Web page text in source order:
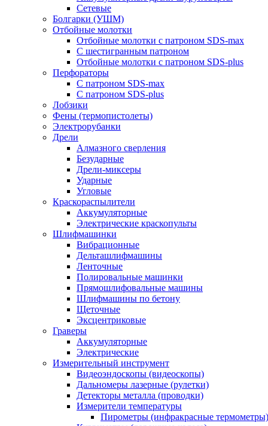
Сетевые
Болгарки (УШМ)
Отбойные молотки
Отбойные молотки с патроном SDS-max
С шестигранным патроном
Отбойные молотки с патроном SDS-plus
Перфораторы
С патроном SDS-max
С патроном SDS-plus
Лобзики
Фены (термопистолеты)
Электрорубанки
Дрели
Алмазного сверления
Безударные
Дрели-миксеры
Ударные
Угловые
Краскораспылители
Аккумуляторные
Электрические краскопульты
Шлифмашинки
Вибрационные
Дельташлифмашины
Ленточные
Полировальные машинки
Прямошлифовальные машины
Шлифмашины по бетону
Щеточные
Эксцентриковые
Граверы
Аккумуляторные
Электрические
Измерительный инструмент
Видеоэндоскопы (видеоскопы)
Дальномеры лазерные (рулетки)
Детекторы металла (проводки)
Измерители температуры
Пирометры (инфракрасные термометры)